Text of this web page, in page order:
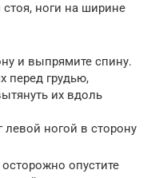
ноги на ширине
и выпрямите спину.
перед грудью,
их вдоль
ногой в сторону
опустите